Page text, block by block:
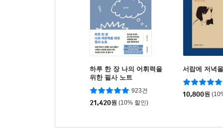
하루 한 장 나의 어휘력을
위한 필사 노트
923건
21,420원 (10% 할인)
서랍에 저녁
10,800원